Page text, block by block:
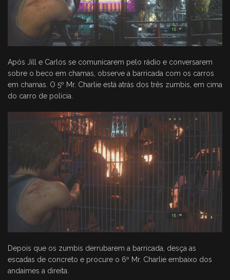
Após Jill e Carlos se comunicarem pelo rádio e conversarem
sobre o beco em chamas, observe a barricada com os carros
em chamas. O 5º Mr. Charlie está atrás dos três zumbis, em cima
do carro de polícia.
Depois que os zumbis derrubarem a barricada, desça as
escadas de concreto e procure o 6º Mr. Charlie embaixo dos
andaimes a direita.